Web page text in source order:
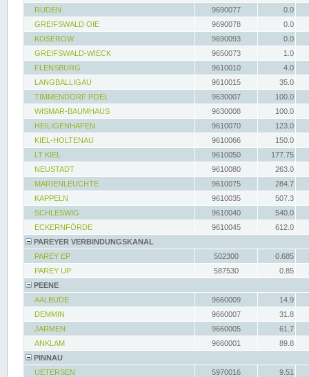
RUDEN
9690077
0.0
GREIFSWALD OIE
9690078
0.0
KOSEROW
9690093
0.0
GREIFSWALD-WIECK
9650073
1.0
FLENSBURG
9610010
4.0
LANGBALLIGAU
9610015
35.0
TIMMENDORF POEL
9630007
100.0
WISMAR-BAUMHAUS
9630008
100.0
HEILIGENHAFEN
9610070
123.0
KIEL-HOLTENAU
9610066
150.0
LT KIEL
9610050
177.75
NEUSTADT
9610080
263.0
MARIENLEUCHTE
9610075
284.7
KAPPELN
9610035
507.3
SCHLESWIG
9610040
540.0
ECKERNFÖRDE
9610045
612.0
PAREYER VERBINDUNGSKANAL
PAREY EP
502300 0.685
PAREY UP
587530 0.85
PEENE
AALBUDE
9660009
14.9
DEMMIN
9660007
31.8
JARMEN
9660005
61.7
ANKLAM
9660001
89.8
PINNAU
UETERSEN
5970016
9.51